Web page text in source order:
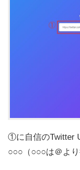
①に自信のTwitter
○○○（○○○は＠より